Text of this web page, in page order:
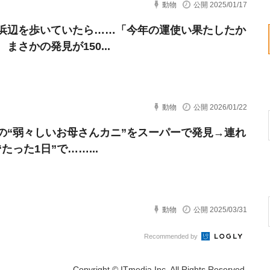
動物 公開 2025/01/17
辺を歩いていたら……「今年の運使い果たしたか
さかの発見が150...
動物 公開 2026/01/22
“弱々しいお母さんカニ”をスーパーで発見→連れ
たった1日”で……...
動物 公開 2025/03/31
Recommended by